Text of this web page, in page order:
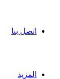
اتصل بنا
المزيد